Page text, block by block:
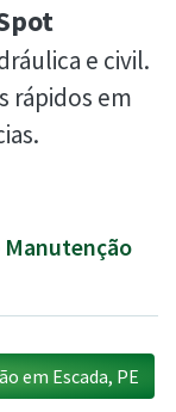
e civil.
rápidos em
Manutenção
em Escada, PE